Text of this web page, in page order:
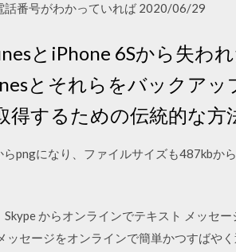
話番号がわかっていれば 2020/06/29
とiPhone 6Sから失わ
とそれらをバックア
得するための伝統的な方
pngになり、ファイルサイズも487kbか
からオンラインでテキスト メッセ
ッセージをオンラインで簡単かつすばや